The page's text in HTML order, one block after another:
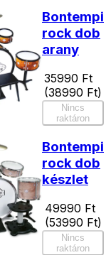
Bontempi
rock dob
arany
35990 Ft
(38990 Ft)
Nincs
raktáron
Bontempi
rock dob
készlet
49990 Ft
(53990 Ft)
Nincs
raktáron